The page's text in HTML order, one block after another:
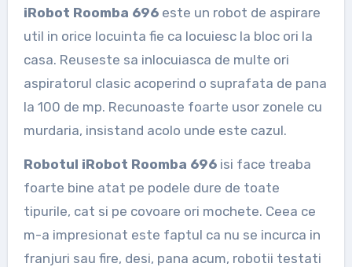
iRobot Roomba 696 este un robot de aspirare
util in orice locuinta fie ca locuiesc la bloc ori la
casa. Reuseste sa inlocuiasca de multe ori
aspiratorul clasic acoperind o suprafata de pana
la 100 de mp. Recunoaste foarte usor zonele cu
murdaria, insistand acolo unde este cazul.
Robotul iRobot Roomba 696 isi face treaba
foarte bine atat pe podele dure de toate
tipurile, cat si pe covoare ori mochete. Ceea ce
m-a impresionat este faptul ca nu se incurca in
franjuri sau fire, desi, pana acum, robotii testati